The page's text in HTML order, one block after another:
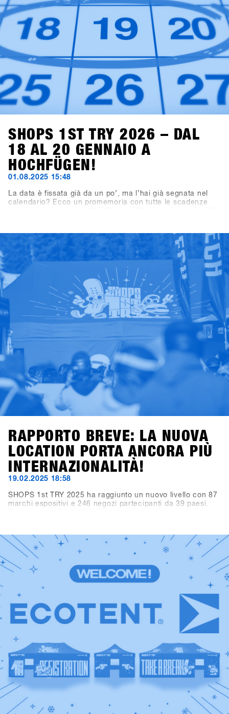
SHOPS 1ST TRY 2026 – DAL
18 AL 20 GENNAIO A
HOCHFÜGEN!
01.08.2025 15:48
La data è fissata già da un po’, ma l’hai già segnata nel
calendario? Ecco un promemoria con tutte le scadenze
settembre 2025, mentre la registrazione per i negozi aprirà
il 7 novembre 2025.Un consiglio per tutti i negozi:
iscrivetevi entro le prime tre settimane per approfittare
dell’Early Bird Package con 2×2 lift pass di due giorni e
voucher per bevande per due membri del vostro team.
Offerta valida per tutte le iscrizioni entro il 28 novembre
2025.Good times con shredding, check, confronto e high-
five – il meeting business più rilassato dell’anno da non
perdere. Ci vediamo a Hochfügen!
RAPPORTO BREVE: LA NUOVA
LOCATION PORTA ANCORA PIÙ
INTERNAZIONALITÀ!
19.02.2025 18:58
SHOPS 1st TRY 2025 ha raggiunto un nuovo livello con 87
marchi espositivi e 246 negozi partecipanti da 39 paesi.
noleggi demo. In sintesi, Hochfügen come nuova location
ha offerto le condizioni ideali per il più grande evento B2B
mondiale dell’industria dello snowboard.Rivivi i momenti
migliori: scorri tra i highlights e le foto top del 2025 e dai
uno sguardo alla storia di SHOPS 1st TRY. Un grande
grazie a tutti i negozi, marchi, media e partner per aver
reso questo evento speciale e indimenticabile. Non
vediamo l’ora di rivedervi il prossimo anno.Save the date:
SHOPS 1st TRY torna a Hochfügen dal 18 al 20 gennaio
2026!